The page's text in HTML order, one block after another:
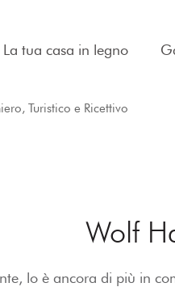
La tua casa in legno
Turistico e Ricettivo
Wolf
lo è ancora di più in